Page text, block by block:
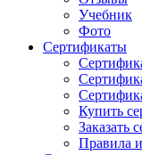
Учебник
Фото
Сертификаты
Купить
Заказать
Правила